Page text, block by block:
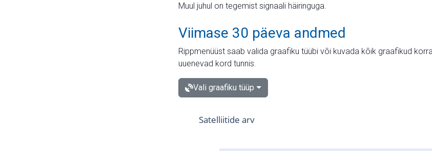
Muul juhul on tegemist signaali häiringuga.
Viimase 30 päeva andmed
Rippmenüüst saab valida graafiku tüübi või kuvada kõik graafikud
uuenevad kord tunnis.
Vali graafiku tüüp
Satelliitide arv